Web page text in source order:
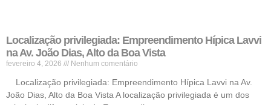
Localização privilegiada: Empreendimento Hípica Lavvi
na Av. João Dias, Alto da Boa Vista
fevereiro 4, 2026 Nenhum comentário
Localização privilegiada: Empreendimento Hípica Lavvi na Av.
João Dias, Alto da Boa Vista A localização privilegiada é um dos